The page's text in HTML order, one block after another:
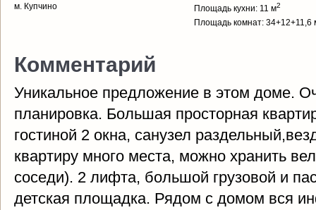
м. Купчино
Площадь кухни: 11 м2
Площадь комнат: 34+12+11,6
Комментарий
Уникальное предложение в этом доме.
планировка. Большая просторная
гостиной 2 окна, санузел
квартиру много места, можно хранить
соседи). 2 лифта, большой грузовой и
детская площадка. Рядом с домом вся